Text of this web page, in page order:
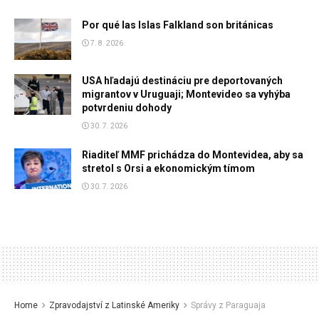
Por qué las Islas Falkland son británicas
7. 8. 2026
USA hľadajú destináciu pre deportovaných
migrantov v Uruguaji; Montevideo sa vyhýba
potvrdeniu dohody
30. 7. 2026
Riaditeľ MMF prichádza do Montevidea, aby sa
stretol s Orsi a ekonomickým tímom
30. 7. 2026
Home Zpravodajství z Latinské Ameriky Správy z Paraguaja